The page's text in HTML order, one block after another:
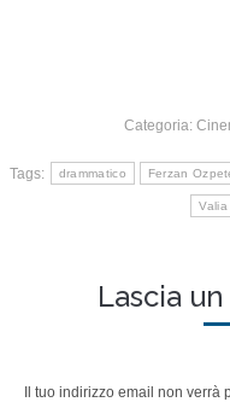
Categoria:
Tags: drammatico Ferzan
Lascia
Il tuo indirizzo email non verrà